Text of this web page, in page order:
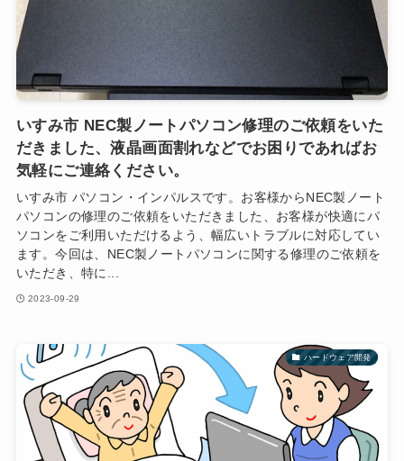
いすみ市 NEC製ノートパソコン修理のご依頼をいた
だきました、液晶画面割れなどでお困りであればお
気軽にご連絡ください。
いすみ市 パソコン・インパルスです。お客様からNEC製ノート
パソコンの修理のご依頼をいただきました、お客様が快適にパ
ソコンをご利用いただけるよう、幅広いトラブルに対応してい
ます。今回は、NEC製ノートパソコンに関する修理のご依頼を
いただき、特に...
2023-09-29
ハードウェア開発